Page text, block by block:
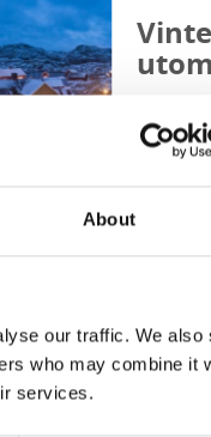
About
our traffic. We also
who may combine it
services.
Checka
njut av
11